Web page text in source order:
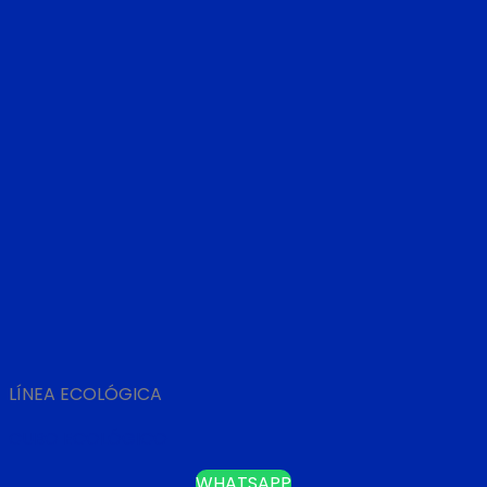
LÍNEA ECOLÓGICA